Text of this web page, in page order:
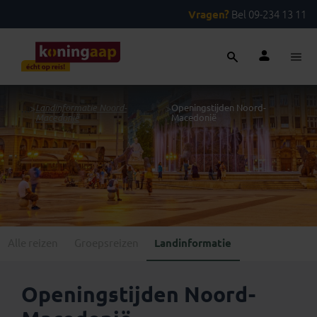
Vragen? Bel 09-234 13 11
> Landinformatie Noord-
Macedonië
>Openingstijden Noord-
Macedonië
Landinformatie
Openingstijden Noord-